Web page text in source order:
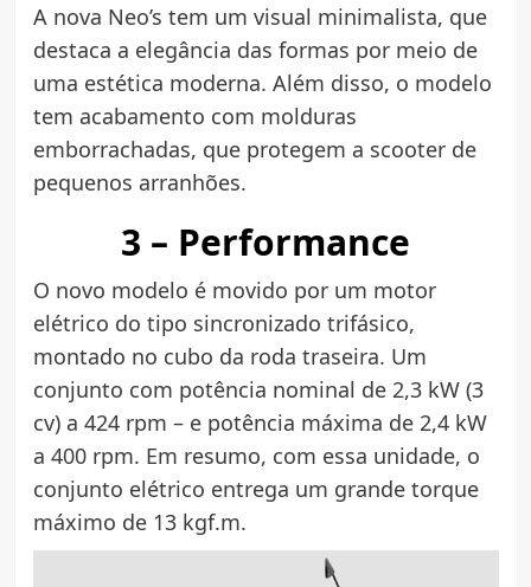
A nova Neo’s tem um visual minimalista, que
destaca a elegância das formas por meio de
uma estética moderna. Além disso, o modelo
tem acabamento com molduras
emborrachadas, que protegem a scooter de
pequenos arranhões.
3 – Performance
O novo modelo é movido por um motor
elétrico do tipo sincronizado trifásico,
montado no cubo da roda traseira. Um
conjunto com potência nominal de 2,3 kW (3
cv) a 424 rpm – e potência máxima de 2,4 kW
a 400 rpm. Em resumo, com essa unidade, o
conjunto elétrico entrega um grande torque
máximo de 13 kgf.m.